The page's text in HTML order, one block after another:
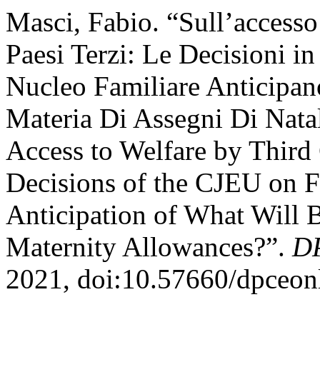
Masci, Fabio.
Paesi Terzi: Le Decisioni
Nucleo Familiare
Materia Di Assegni Di
Access to Welfare by
Decisions of the CJEU on
Anticipation of What Will
Maternity Allowances?”.
2021, doi:10.57660/